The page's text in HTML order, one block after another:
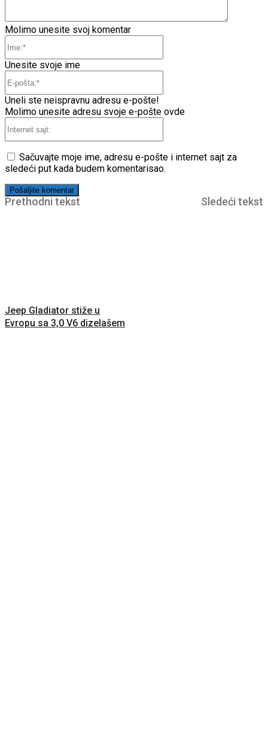
Molimo unesite svoj komentar
Unesite svoje ime
Uneli ste neispravnu adresu e-pošte!
Molimo unesite adresu svoje e-pošte ovde
Sačuvajte moje ime, adresu e-pošte i internet sajt za
sledeći put kada budem komentarisao.
Prethodni tekst
Jeep Gladiator stiže u
Evropu sa 3,0 V6 dizelašem
Sledeći tekst